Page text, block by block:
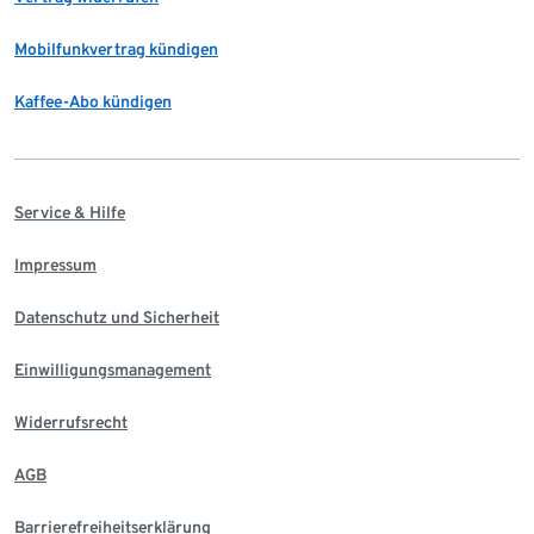
Mobilfunkvertrag kündigen
Kaffee-Abo kündigen
Service & Hilfe
Impressum
Datenschutz und Sicherheit
Einwilligungsmanagement
Widerrufsrecht
AGB
Barrierefreiheitserklärung